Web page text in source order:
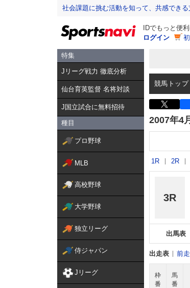
社会課題に挑む活動を知って、共感できる
IDでもっと便
ログイン
特集
Jリーグ戦力 徹底分析
仙台育英監督 名将対談
J国立試合に無料招待
種目
プロ野球
MLB
高校野球
大学野球
独立リーグ
侍ジャパン
Jリーグ
競馬トップ
2007年4
1R 2R
3R
出馬表
出走表 前
枠
番
馬
番